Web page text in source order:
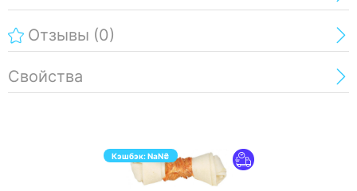
Отзывы (0)
Свойства
Кэшбэк:NaN₴